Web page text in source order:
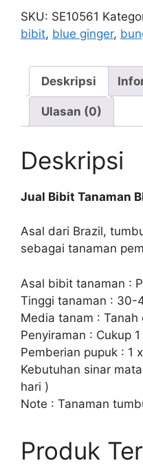
SKU: SE10561
bibit, blue ginger,
Deskripsi
Ulasan (0)
Deskripsi
Jual Bibit Tanaman
Asal dari Brazil,
sebagai tanaman
Asal bibit tanaman :
Tinggi tanaman : 30-
Media tanam : Tanah
Penyiraman : Cukup
Pemberian pupuk : 1
Kebutuhan sinar
hari )
Note : Tanaman
Produk